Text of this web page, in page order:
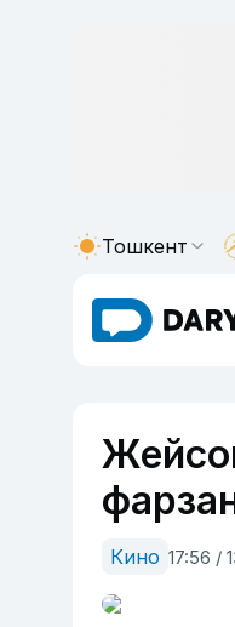
Тошкент
Кино 17:56 /